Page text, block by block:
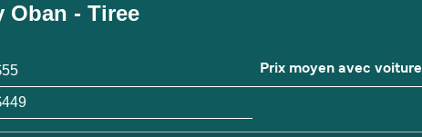
Oban - Tiree
Prix moyen avec voiture